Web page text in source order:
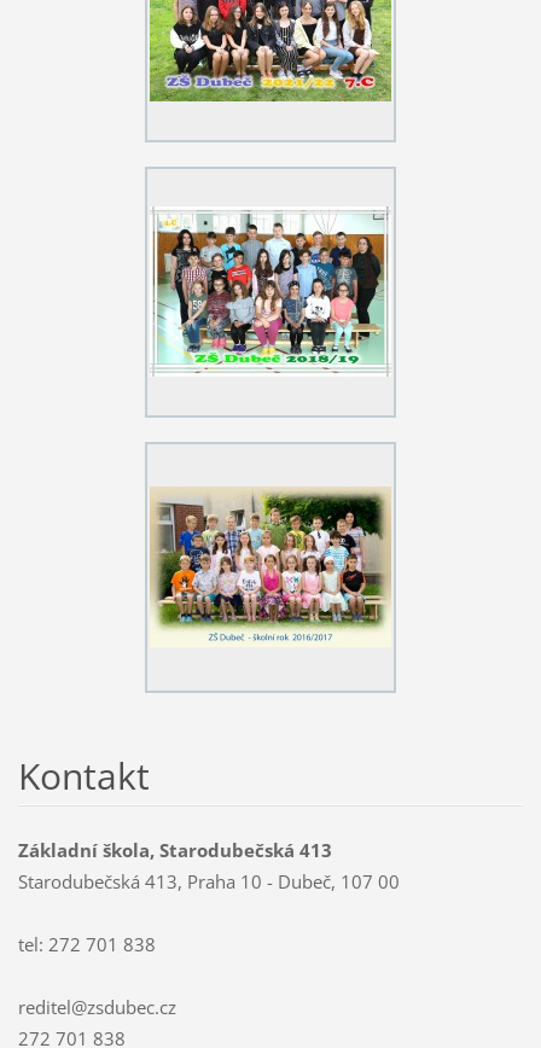
Kontakt
Základní škola, Starodubečská 413
Starodubečská 413, Praha 10 - Dubeč, 107 00
tel: 272 701 838
reditel@zsdubec.cz
272 701 838